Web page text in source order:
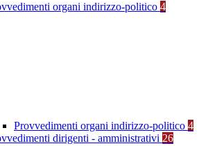
organi indirizzo-politico 4
Provvedimenti organi indirizzo-politico 4
dirigenti - amministrativi 26